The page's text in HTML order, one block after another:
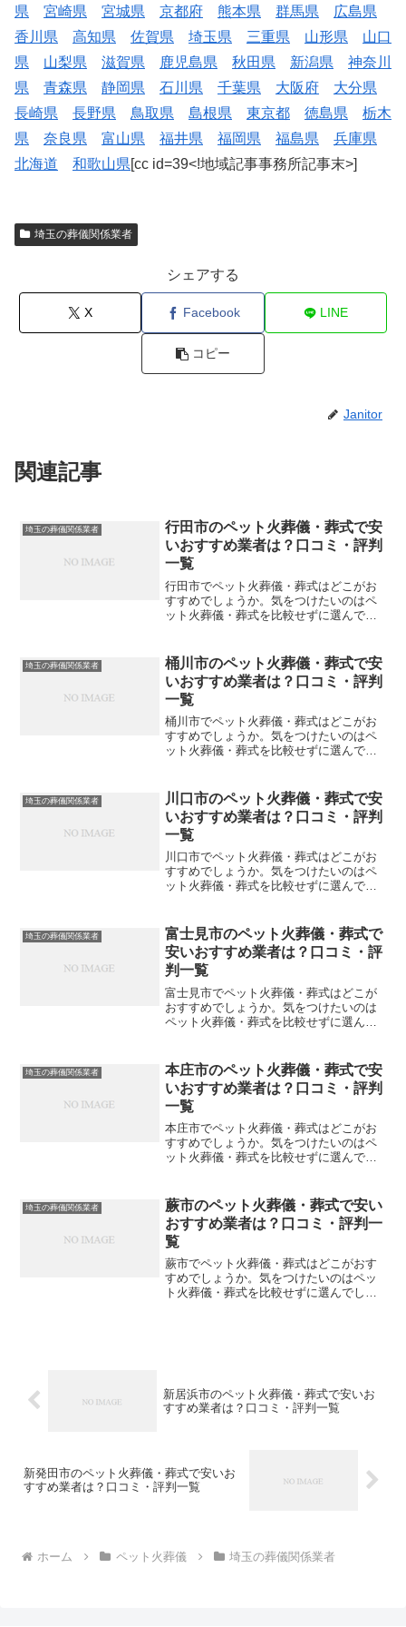
県
宮崎県 宮城県 京都府 熊本県 群馬県
広島県
香川県
高知県 佐賀県 埼玉県 三重県 山形県
山口
県
山梨県 滋賀県 鹿児島県 秋田県 新潟県
神奈川
県
青森県 静岡県 石川県 千葉県 大阪府
大分県
長崎県
長野県 鳥取県 島根県 東京都 徳島県
栃木
県
奈良県 富山県 福井県 福岡県 福島県
兵庫県
北海道
和歌山県[cc id=39<!地域記事事務所記事末>]
埼玉の葬儀関係業者
シェアする
X Facebook LINE
コピー
Janitor
関連記事
埼玉の葬儀関係業者
行田市のペット火葬儀・葬式で安
いおすすめ業者は？口コミ・評判
一覧
行田市でペット火葬儀・葬式はどこがお
すすめでしょうか。気をつけたいのはペ
ット火葬儀・葬式を比較せずに選んでし
や評判を一覧表にしていますので参考に
してください。※直接関係...
埼玉の葬儀関係業者
桶川市のペット火葬儀・葬式で安
いおすすめ業者は？口コミ・評判
一覧
桶川市でペット火葬儀・葬式はどこがお
すすめでしょうか。気をつけたいのはペ
ット火葬儀・葬式を比較せずに選んでし
や評判を一覧表にしていますので参考に
してください。※直接関係...
埼玉の葬儀関係業者
川口市のペット火葬儀・葬式で安
いおすすめ業者は？口コミ・評判
一覧
川口市でペット火葬儀・葬式はどこがお
すすめでしょうか。気をつけたいのはペ
ット火葬儀・葬式を比較せずに選んでし
や評判を一覧表にしていますので参考に
してください。※直接関係...
埼玉の葬儀関係業者
富士見市のペット火葬儀・葬式で
安いおすすめ業者は？口コミ・評
判一覧
富士見市でペット火葬儀・葬式はどこが
おすすめでしょうか。気をつけたいのは
ペット火葬儀・葬式を比較せずに選んで
コミや評判を一覧表にしていますので参
考にしてください。※直接...
埼玉の葬儀関係業者
本庄市のペット火葬儀・葬式で安
いおすすめ業者は？口コミ・評判
一覧
本庄市でペット火葬儀・葬式はどこがお
すすめでしょうか。気をつけたいのはペ
ット火葬儀・葬式を比較せずに選んでし
や評判を一覧表にしていますので参考に
してください。※直接関係...
埼玉の葬儀関係業者
蕨市のペット火葬儀・葬式で安い
おすすめ業者は？口コミ・評判一
覧
蕨市でペット火葬儀・葬式はどこがおす
すめでしょうか。気をつけたいのはペッ
ト火葬儀・葬式を比較せずに選んでしま
新居浜市のペット火葬儀・葬式で安いお
すすめ業者は？口コミ・評判一覧
新発田市のペット火葬儀・葬式で安いお
すすめ業者は？口コミ・評判一覧
ホーム ペット火葬儀 埼玉の葬儀関係業者